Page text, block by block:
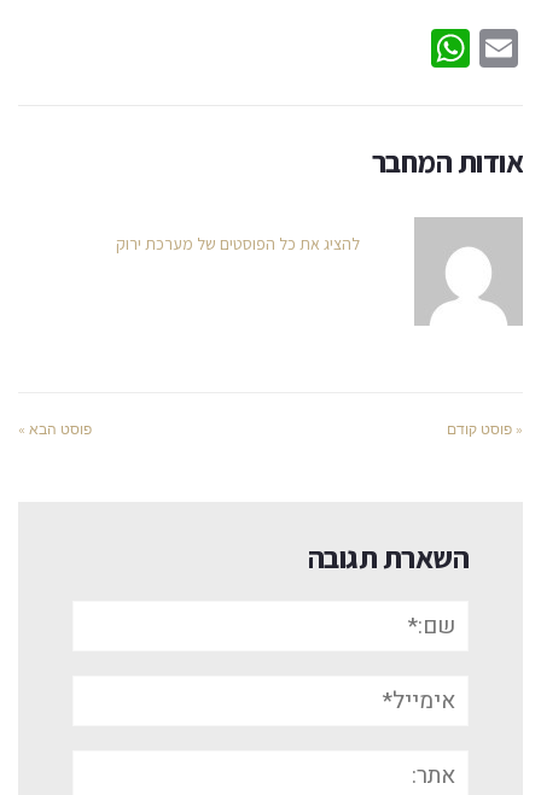
Email
אודות המחבר
להציג את כל הפוסטים של מערכת ירוק
« פוסט קודם פוסט הבא »
השארת תגובה
אימייל*